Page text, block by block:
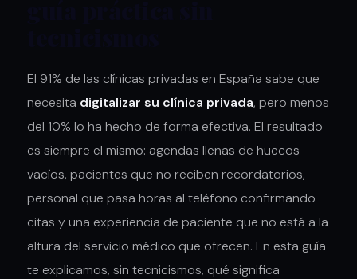
El 91% de las clínicas privadas en España sabe que
necesita digitalizar su clínica privada, pero menos
del 10% lo ha hecho de forma efectiva. El resultado
es siempre el mismo: agendas llenas de huecos
vacíos, pacientes que no reciben recordatorios,
personal que pasa horas al teléfono confirmando
citas y una experiencia de paciente que no está a la
altura del servicio médico que ofrecen. En esta guía
te explicamos, sin tecnicismos, qué significa